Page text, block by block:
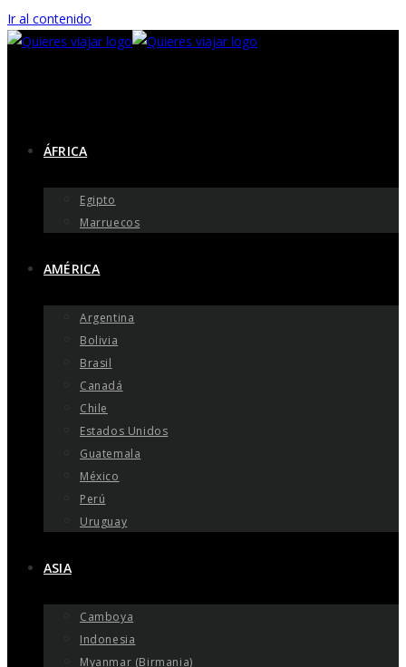
Ir al contenido
ÁFRICA
Egipto
Marruecos
AMÉRICA
Argentina
Bolivia
Brasil
Canadá
Chile
Estados Unidos
Guatemala
México
Perú
Uruguay
ASIA
Camboya
Indonesia
Myanmar (Birmania)